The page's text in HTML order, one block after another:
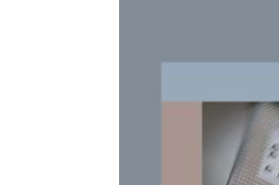
urządzenie startowe dla rakietowych